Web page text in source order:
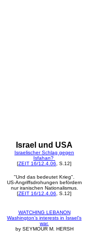
Israel und USA
Israelischer Schlag gegen
Isfahan?
[ZEIT 16/12.4.06 , S.12]
"Und das bedeutet Krieg".
US-Angriffsdrohungen befördern
nur iranischen Nationalismus.
[ZEIT 16/12.4.06 , S.12]
WATCHING LEBANON
Washington’s interests in Israel’s
war.
by SEYMOUR M. HERSH